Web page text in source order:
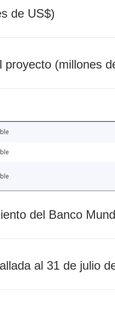
de US$)
proyecto (millones
del Banco
al 31 de julio